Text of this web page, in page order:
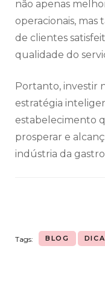
não apenas
operacionais,
de clientes
qualidade do
Portanto, investir
estratégia
estabelecimento
prosperar e
indústria da
Tags: BLOG